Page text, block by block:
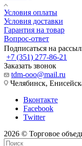
Условия оплаты
Условия доставки
Гарантия на товар
Вопрос-ответ
Подписаться на
+7 (351) 277-86-21
Заказать звонок
tdm-ooo@mail.ru
Челябинск,
Вконтакте
Facebook
Twitter
2026 © Торговое